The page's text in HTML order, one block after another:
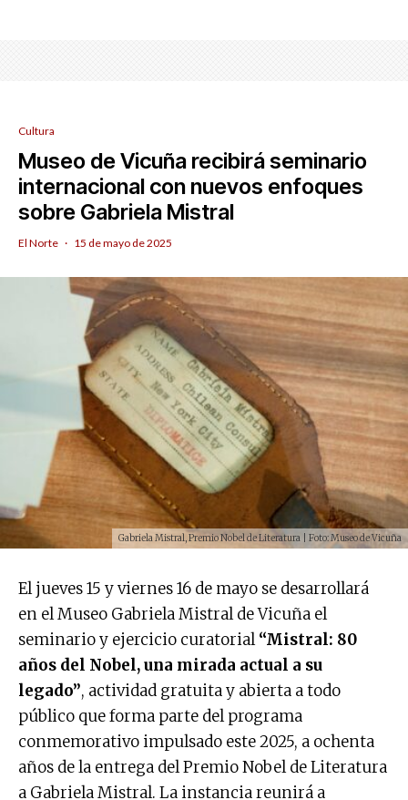
Cultura
Museo de Vicuña recibirá seminario
internacional con nuevos enfoques
sobre Gabriela Mistral
El Norte · 15 de mayo de 2025
Gabriela Mistral, Premio Nobel de Literatura | Foto: Museo de Vicuña
El jueves 15 y viernes 16 de mayo se desarrollará
en el Museo Gabriela Mistral de Vicuña el
seminario y ejercicio curatorial“Mistral: 80
años del Nobel, una mirada actual a su
legado”, actividad gratuita y abierta a todo
público que forma parte del programa
conmemorativo impulsado este 2025, a ochenta
años de la entrega del Premio Nobel de Literatura
a Gabriela Mistral. La instancia reunirá a